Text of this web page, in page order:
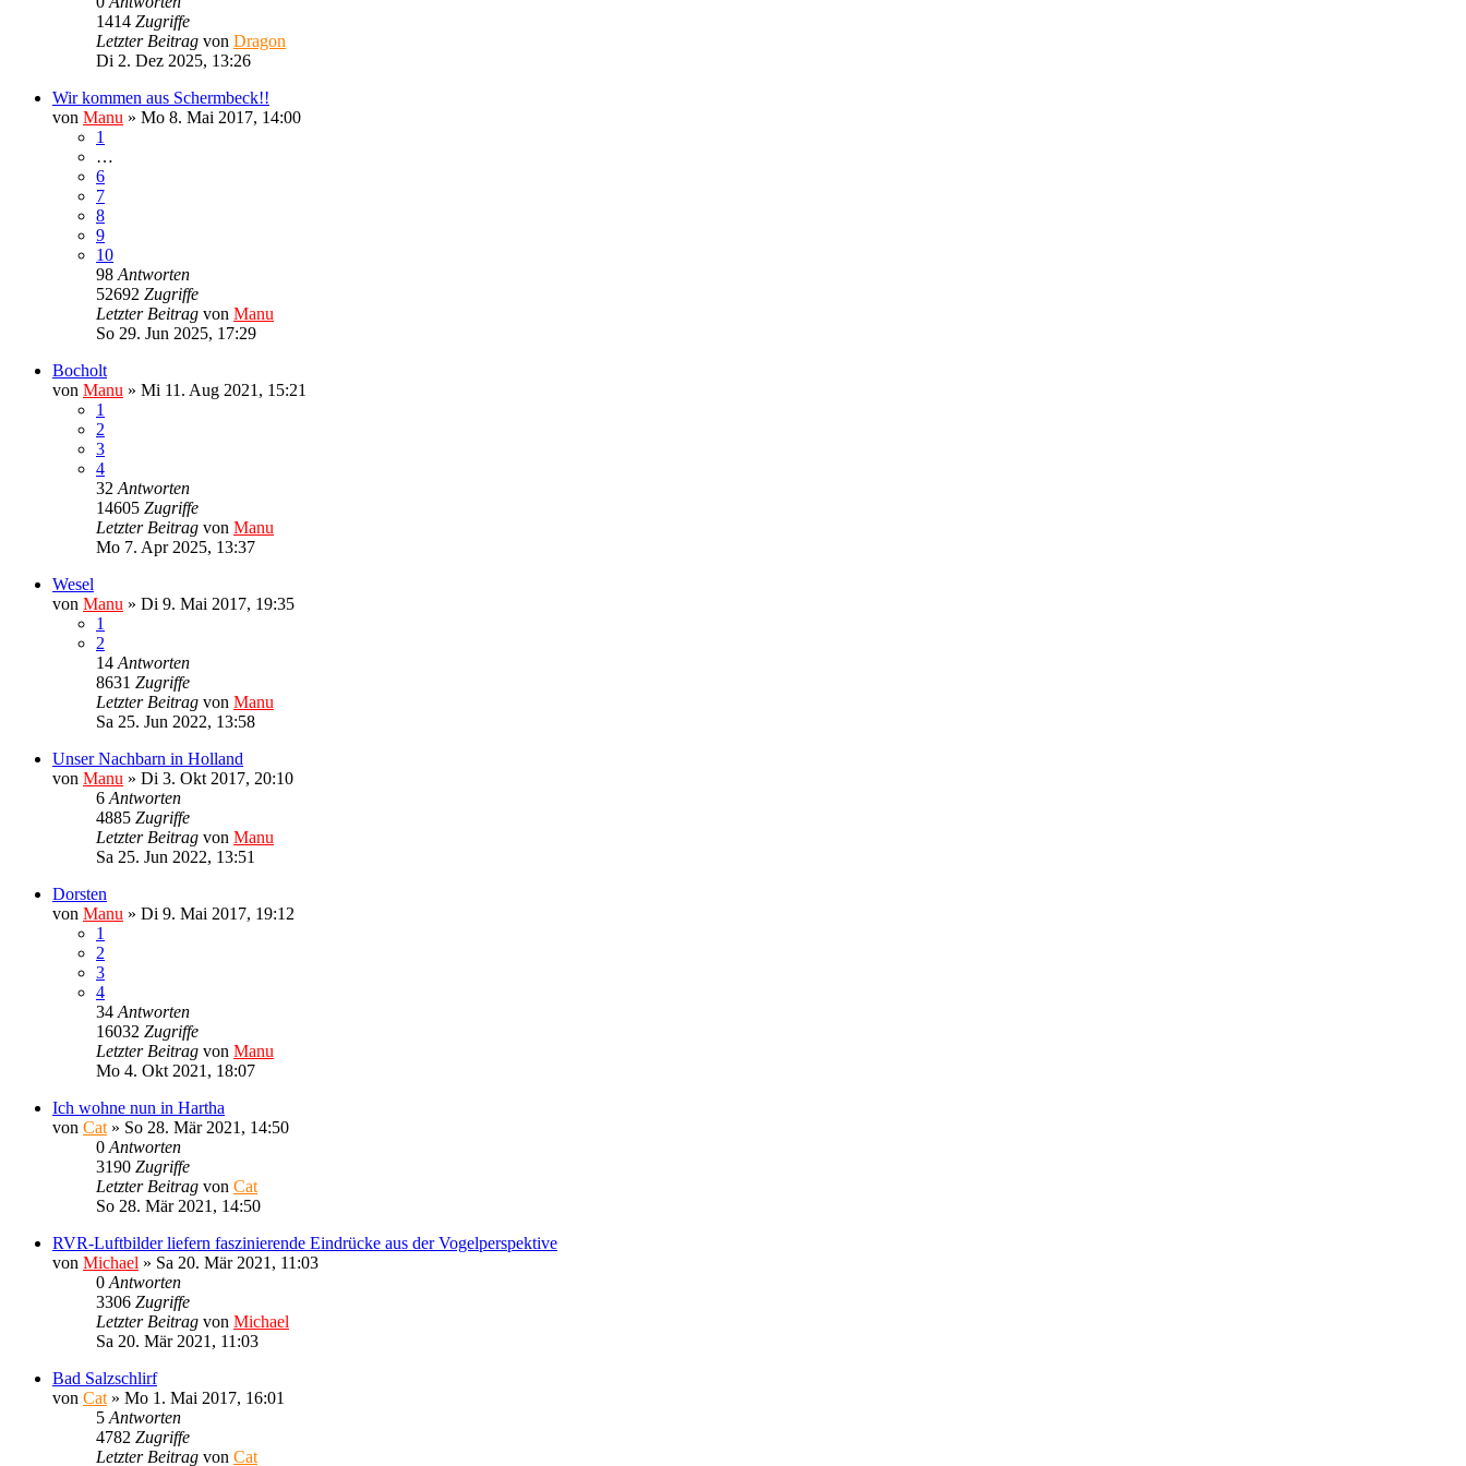
1414 Zugriffe
Letzter Beitrag von Dragon
Di 2. Dez 2025, 13:26
Wir kommen aus Schermbeck!!
von Manu » Mo 8. Mai 2017, 14:00
1
…
6
7
8
9
10
98 Antworten
52692 Zugriffe
Letzter Beitrag von Manu
So 29. Jun 2025, 17:29
Bocholt
von Manu » Mi 11. Aug 2021, 15:21
1
2
3
4
32 Antworten
14605 Zugriffe
Letzter Beitrag von Manu
Mo 7. Apr 2025, 13:37
Wesel
von Manu » Di 9. Mai 2017, 19:35
1
2
14 Antworten
8631 Zugriffe
Letzter Beitrag von Manu
Sa 25. Jun 2022, 13:58
Unser Nachbarn in Holland
von Manu » Di 3. Okt 2017, 20:10
6 Antworten
4885 Zugriffe
Letzter Beitrag von Manu
Sa 25. Jun 2022, 13:51
Dorsten
von Manu » Di 9. Mai 2017, 19:12
1
2
3
4
34 Antworten
16032 Zugriffe
Letzter Beitrag von Manu
Mo 4. Okt 2021, 18:07
Ich wohne nun in Hartha
von Cat » So 28. Mär 2021, 14:50
0 Antworten
3190 Zugriffe
Letzter Beitrag von Cat
So 28. Mär 2021, 14:50
RVR-Luftbilder liefern faszinierende Eindrücke aus der Vogelperspektive
von Michael » Sa 20. Mär 2021, 11:03
0 Antworten
3306 Zugriffe
Letzter Beitrag von Michael
Sa 20. Mär 2021, 11:03
Bad Salzschlirf
von Cat » Mo 1. Mai 2017, 16:01
5 Antworten
4782 Zugriffe
Letzter Beitrag von Cat